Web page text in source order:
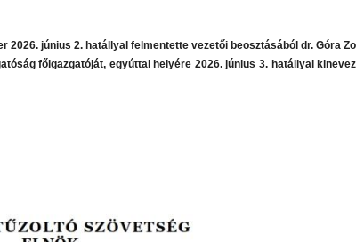
2026. június 2. hatállyal felmentette vezetői beosztásából dr. Góra
főigazgatóját, egyúttal helyére 2026. június 3. hatállyal